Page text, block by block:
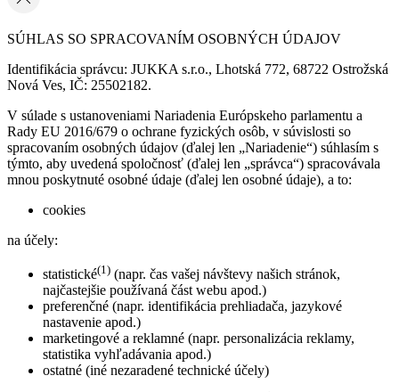
SÚHLAS SO SPRACOVANÍM OSOBNÝCH ÚDAJOV
Identifikácia správcu: JUKKA s.r.o., Lhotská 772, 68722 Ostrožská
Nová Ves, IČ: 25502182.
V súlade s ustanoveniami Nariadenia Európskeho parlamentu a
Rady EU 2016/679 o ochrane fyzických osôb, v súvislosti so
spracovaním osobných údajov (ďalej len „Nariadenie“) súhlasím s
týmto, aby uvedená spoločnosť (ďalej len „správca“) spracovávala
mnou poskytnuté osobné údaje (ďalej len osobné údaje), a to:
cookies
na účely:
statistické(1) (napr. čas vašej návštevy našich stránok,
najčastejšie používaná část webu apod.)
preferenčné (napr. identifikácia prehliadača, jazykové
nastavenie apod.)
marketingové a reklamné (napr. personalizácia reklamy,
statistika vyhľadávania apod.)
ostatné (iné nezaradené technické účely)